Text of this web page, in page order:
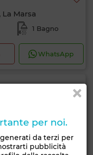
Marsa
1 Bagno
WhatsApp
per noi.
da terzi per
pubblicità